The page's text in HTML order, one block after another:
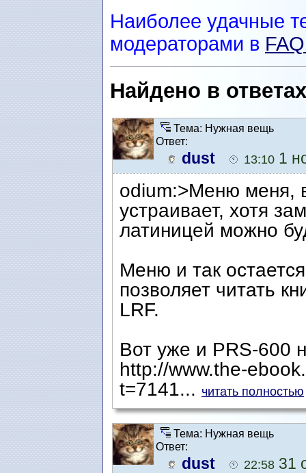
Наиболее удачные
модераторами в
Найдено в
Тема: Нужная вещь
Ответ:
dust 13:10 1
odium:>Меню меня,
устраивает, хотя
латиницей можно
Меню и так
позволяет читать
LRF.
Вот уже и PRS-600
http://www.the-
t=7141... читать полностью
Тема: Нужная вещь
Ответ:
dust 22:58 31